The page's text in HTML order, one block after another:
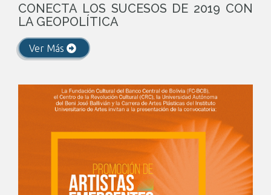
CONECTA LOS SUCESOS DE 2019 CON
LA GEOPOLÍTICA
Ver Más